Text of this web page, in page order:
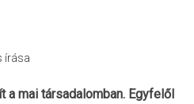
írása
a mai társadalomban. Egyfelől